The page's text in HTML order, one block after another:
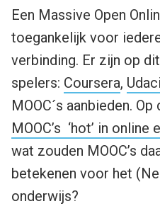
Een Massive Open
toegankelijk voor
verbinding. Er zijn op
spelers: Coursera,
MOOC´s aanbieden.
MOOC’s ‘hot’ in online
wat zouden MOOC’s
betekenen voor het
onderwijs?